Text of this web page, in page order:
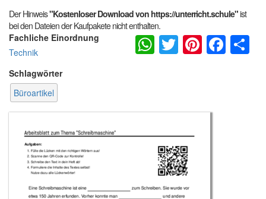
Der Hinweis"Kostenloser Download von https://unterricht.schule"ist
bei den Dateien der Kaufpakete nicht enthalten.
Fachliche Einordnung
Technik
Schlagwörter
Büroartikel
WhatsApp
Twitter